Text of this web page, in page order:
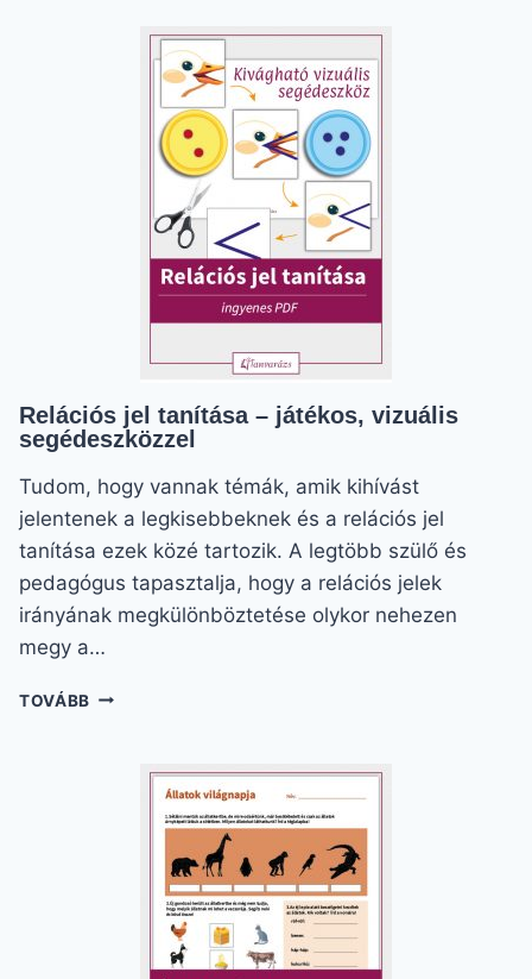
JÁTÉKOSAN,
SZUPERKÖNNYEN
Relációs jel tanítása – játékos, vizuális
segédeszközzel
Tudom, hogy vannak témák, amik kihívást
jelentenek a legkisebbeknek és a relációs jel
tanítása ezek közé tartozik. A legtöbb szülő és
pedagógus tapasztalja, hogy a relációs jelek
irányának megkülönböztetése olykor nehezen
megy a…
TOVÁBB RELÁCIÓS
JÁTÉKOS,
VIZUÁLIS
SEGÉDESZKÖZZEL